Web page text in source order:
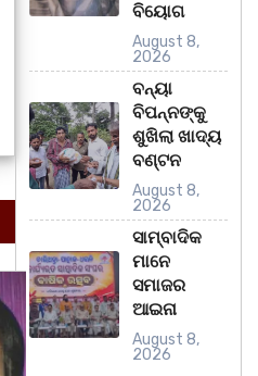
ମହାନଗର ରାଜ୍ୟ
ବିୟୋଗ
August 8,
2026
ବନ୍ୟା
ବିପନ୍ନଙ୍କୁ
ଶୁଖିଲା ଖାଦ୍ୟ
ବଣ୍ଟନ
August 8,
2026
ସାମ୍ବାଦିକ
ମାନେ
ସମାଜର
ଆଇନା
August 8,
2026